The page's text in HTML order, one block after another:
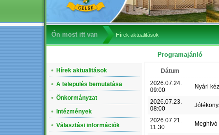
Ön most itt van Hírek aktualitások
Hírek aktualitások
A település bemutatása
Önkormányzat
Intézmények
Választási információk
Programajánló
Dátum
2026.07.24.
09:00
Nyári
2026.07.23.
08:00
2026.07.21.
11:30
Meghívó